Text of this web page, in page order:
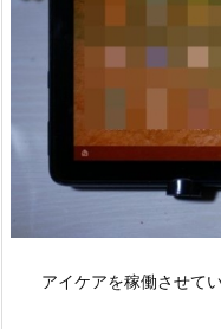
アイケアを稼働させて